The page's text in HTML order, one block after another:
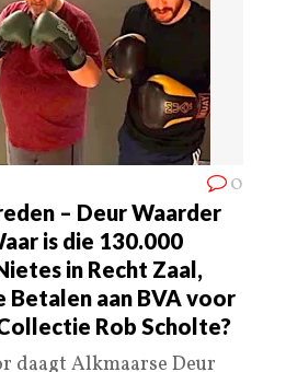
0
– Deur Waarder
is die 130.000
in Recht Zaal,
Betalen aan BVA voor
Rob Scholte?
daagt Alkmaarse Deur